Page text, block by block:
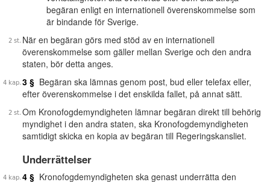
begäran enligt en internationell överenskommelse som
är bindande för Sverige.
När en begäran görs med stöd av en internationell
överenskommelse som gäller mellan Sverige och den andra
staten, bör detta anges.
3 § Begäran ska lämnas genom post, bud eller telefax eller,
efter överenskommelse i det enskilda fallet, på annat sätt.
Om Kronofogdemyndigheten lämnar begäran direkt till behörig
myndighet i den andra staten, ska Kronofogdemyndigheten
samtidigt skicka en kopia av begäran till Regeringskansliet.
Underrättelser
4 § Kronofogdemyndigheten ska genast underrätta den